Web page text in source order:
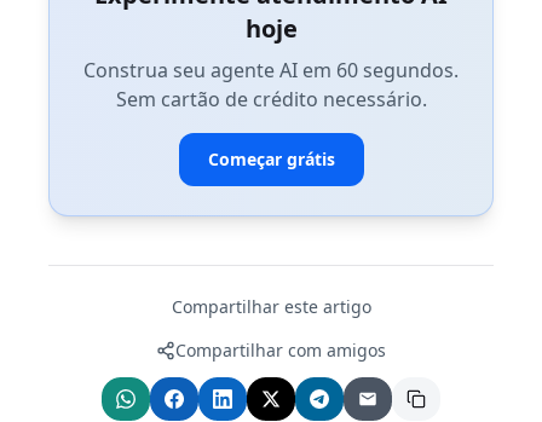
hoje
Construa seu agente AI em 60 segundos.
Sem cartão de crédito necessário.
Começar grátis
Compartilhar este artigo
Compartilhar com amigos